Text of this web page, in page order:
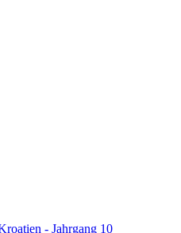
- Jahrgang 10